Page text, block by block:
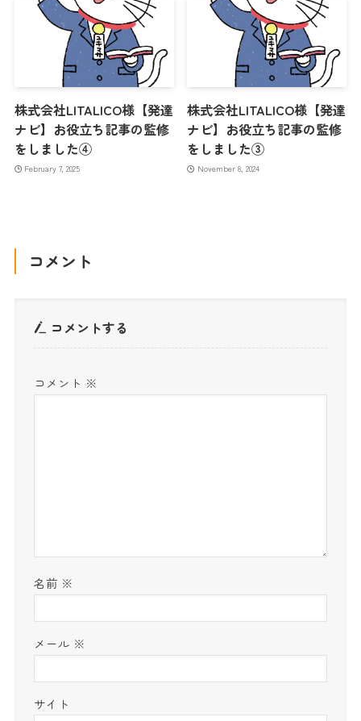
株式会社LITALICO様【発達
ナビ】お役立ち記事の監修
をしました④
February 7, 2025
株式会社LITALICO様【発達
ナビ】お役立ち記事の監修
をしました③
November 8, 2024
コメント
コメントする
コメント ※
名前 ※
メール ※
サイト